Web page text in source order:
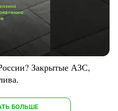
Закрытые АЗС,
БОЛЬШЕ